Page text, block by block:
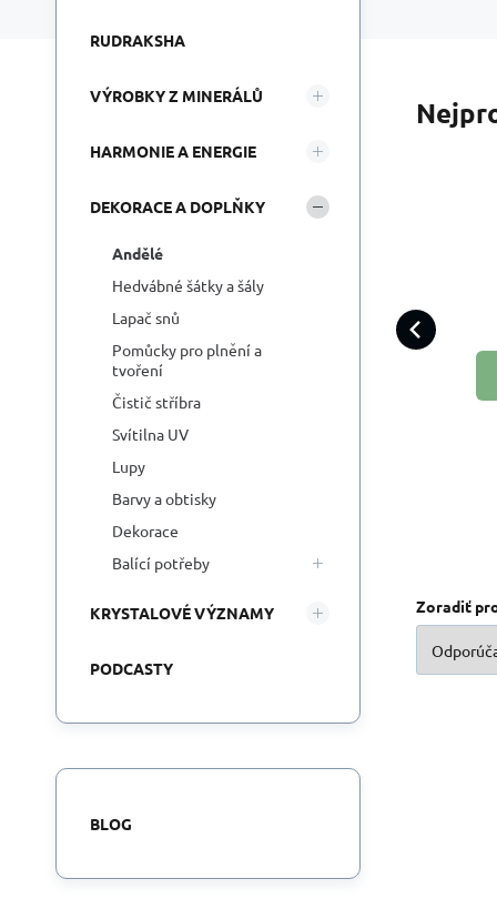
Zoradiť
RUDRAKSHA
VÝROBKY Z MINERÁLŮ
HARMONIE A ENERGIE
DEKORACE A DOPLŇKY
Andělé
Hedvábné šátky a šály
Lapač snů
Pomůcky pro plnění a
tvoření
Čistič stříbra
Svítilna UV
Lupy
Barvy a obtisky
Dekorace
Balící potřeby
KRYSTALOVÉ VÝZNAMY
PODCASTY
BLOG